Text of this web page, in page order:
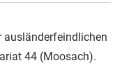
ausländerfeindlichen
44 (Moosach).